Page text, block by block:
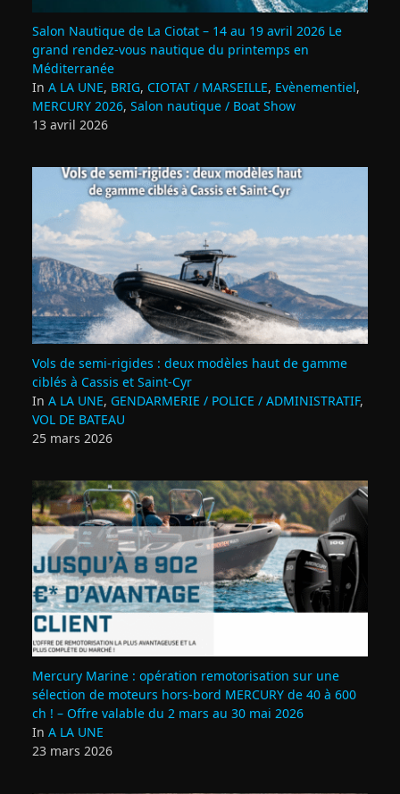
Salon Nautique de La Ciotat – 14 au 19 avril 2026 Le
grand rendez‑vous nautique du printemps en
Méditerranée
In A LA UNE, BRIG, CIOTAT / MARSEILLE, Evènementiel,
MERCURY 2026, Salon nautique / Boat Show
13 avril 2026
Vols de semi‑rigides : deux modèles haut de gamme
ciblés à Cassis et Saint‑Cyr
In A LA UNE, GENDARMERIE / POLICE / ADMINISTRATIF,
VOL DE BATEAU
25 mars 2026
Mercury Marine : opération remotorisation sur une
sélection de moteurs hors-bord MERCURY de 40 à 600
ch ! – Offre valable du 2 mars au 30 mai 2026
In A LA UNE
23 mars 2026